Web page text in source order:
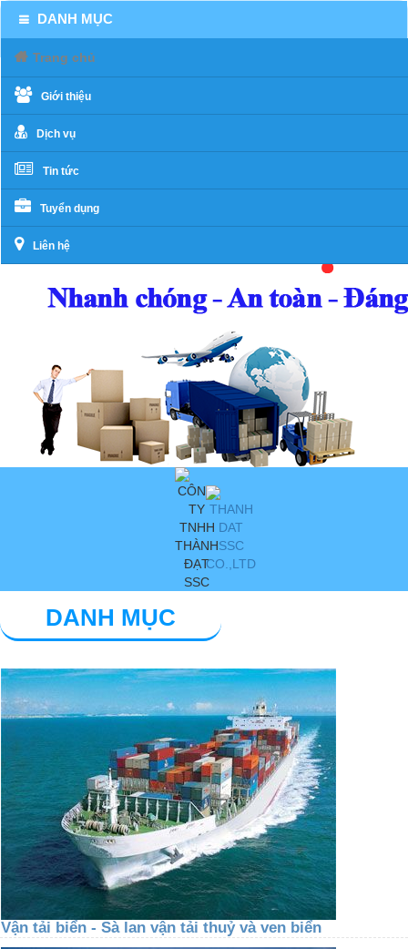
DANH MỤC
Trang chủ
Giới thiệu
Dịch vụ
Tin tức
Tuyển dụng
Liên hệ
DANH MỤC
Vận tải biển - Sà lan vận tải thuỷ và ven biển